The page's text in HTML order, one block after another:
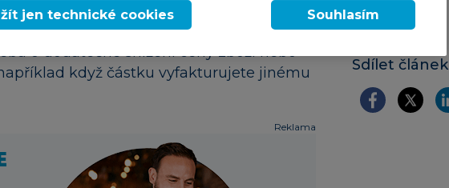
chybná objednávka , kdy si váš
jiné zboží nebo zboží ve vyšším
o dodatečné snížení ceny zboží nebo
když částku vyfakturujete jinému
Reklama
Sdílet článek
jen technické cookies Souhlasím